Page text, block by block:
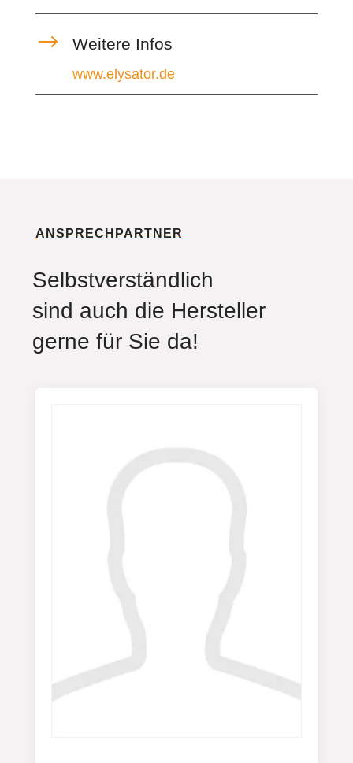
$ Weitere Infos
www.elysator.de
ANSPRECHPARTNER
Selbstverständlich
sind auch die Hersteller
gerne für Sie da!